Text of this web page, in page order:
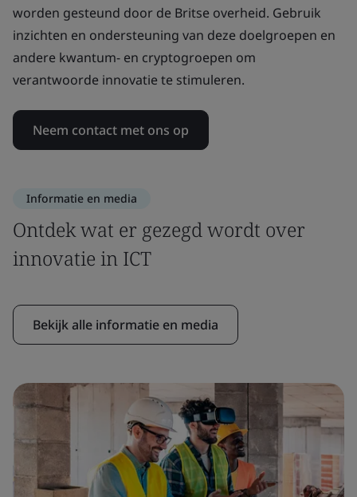
worden gesteund door de Britse overheid. Gebruik
inzichten en ondersteuning van deze doelgroepen en
andere kwantum- en cryptogroepen om
verantwoorde innovatie te stimuleren.
Neem contact met ons op
Informatie en media
Ontdek wat er gezegd wordt over
innovatie in ICT
Bekijk alle informatie en media